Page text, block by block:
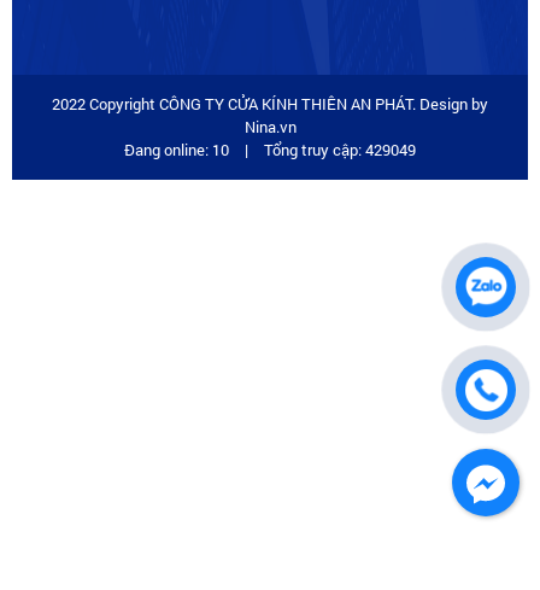
2022 Copyright CÔNG TY CỬA KÍNH THIÊN AN PHÁT. Design by
Nina.vn
Đang online: 10
| Tổng truy cập: 429049